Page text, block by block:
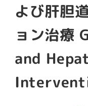
よび肝胆
ョン治
and